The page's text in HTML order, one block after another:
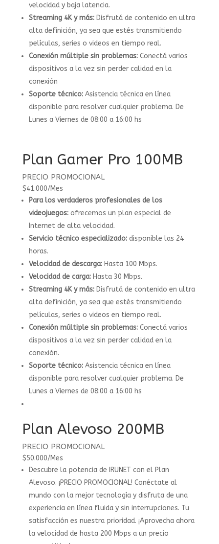
velocidad y baja latencia.
Streaming 4K y más:Disfrutá de contenido en ultra
alta definición, ya sea que estés transmitiendo
películas, series o videos en tiempo real.
Conexión múltiple sin problemas:Conectá varios
dispositivos a la vez sin perder calidad en la
conexión
Soporte técnico:Asistencia técnica en línea
disponible para resolver cualquier problema. De
Lunes a Viernes de 08:00 a 16:00 hs
Plan Gamer Pro 100MB
PRECIO PROMOCIONAL
$41.000/Mes
Para los verdaderos profesionales de los
videojuegos:ofrecemos un plan especial de
Internet de alta velocidad.
Servicio técnico especializado:disponible las 24
horas.
Velocidad de descarga:Hasta 100 Mbps.
Velocidad de carga:Hasta 30 Mbps.
Streaming 4K y más:Disfrutá de contenido en ultra
alta definición, ya sea que estés transmitiendo
películas, series o videos en tiempo real.
Conexión múltiple sin problemas:Conectá varios
dispositivos a la vez sin perder calidad en la
conexión.
Soporte técnico:Asistencia técnica en línea
disponible para resolver cualquier problema. De
Lunes a Viernes de 08:00 a 16:00 hs
Plan Alevoso 200MB
PRECIO PROMOCIONAL
$50.000/Mes
Descubre la potencia de IRUNET con el Plan
Alevoso. ¡PRECIO PROMOCIONAL! Conéctate al
mundo con la mejor tecnología y disfruta de una
experiencia en línea fluida y sin interrupciones. Tu
satisfacción es nuestra prioridad. ¡Aprovecha ahora
la velocidad de hasta 200 Mbps a un precio